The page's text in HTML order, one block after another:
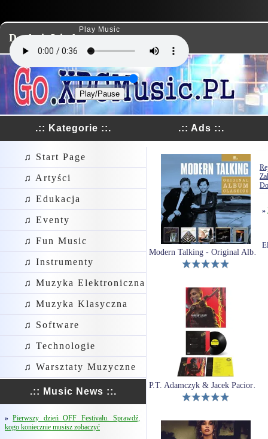
Play Music
Play/Pause
Dodaj Link
»
.:: Ads ::.
Modern Talking - Original Album Classics (5CD)
P.T. Adamczyk & Jacek Paciorko: Cyberpunk 2077: Phantom Liberty (Winyl)
.:: Kategorie ::.
♫ Start Page
♫ Artyści
♫ Edukacja
♫ Eventy
♫ Fun Music
♫ Instrumenty
♫ Muzyka Elektroniczna
♫ Muzyka Klasyczna
♫ Software
♫ Technologie
♫ Warsztaty Muzyczne
.:: Music News ::.
» Pierwszy dzień OFF Festivalu. Sprawdź,
kogo koniecznie musisz zobaczyć